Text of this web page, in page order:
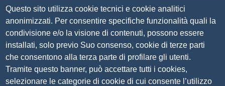
Amm. trasparente
Bandi per contributi
Codice etico
Organigramma
Piano anticorruzione 2019-2021
Selezione personale
Questo sito utilizza cookie tecnici e cookie analitici
anonimizzati. Per consentire specifiche funzionalità quali la
condivisione e/o la visione di contenuti, possono essere
installati, solo previo Suo consenso, cookie di terze parti
che consentono alla terza parte di profilare gli utenti.
Tramite questo banner, può accettare tutti i cookies,
selezionare le categorie di cookie di cui consente l’utilizzo